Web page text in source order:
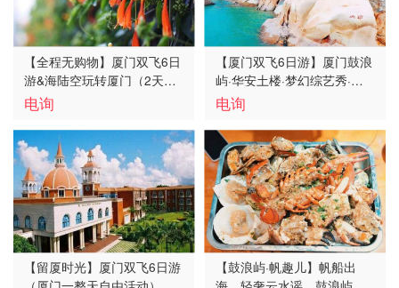
【全程无购物】厦门双飞6日
游&海陆空玩转厦门（2天跟
团2天自由活动）
电询
【厦门双飞6日游】厦门鼓浪
屿·华安土楼·梦幻综艺秀·泉
州开元寺双飞6日游【特价
团】
电询
【留厦时光】厦门双飞6日游
【鼓浪屿·帆趣儿】帆船出